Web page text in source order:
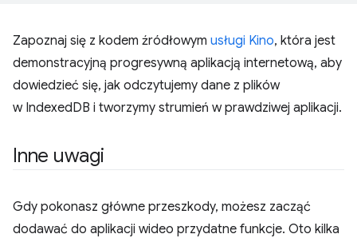
Zapoznaj się z kodem źródłowym usługi Kino, która jest
demonstracyjną progresywną aplikacją internetową, aby
dowiedzieć się, jak odczytujemy dane z plików
w IndexedDB i tworzymy strumień w prawdziwej aplikacji.
Inne uwagi
Gdy pokonasz główne przeszkody, możesz zacząć
dodawać do aplikacji wideo przydatne funkcje. Oto kilka